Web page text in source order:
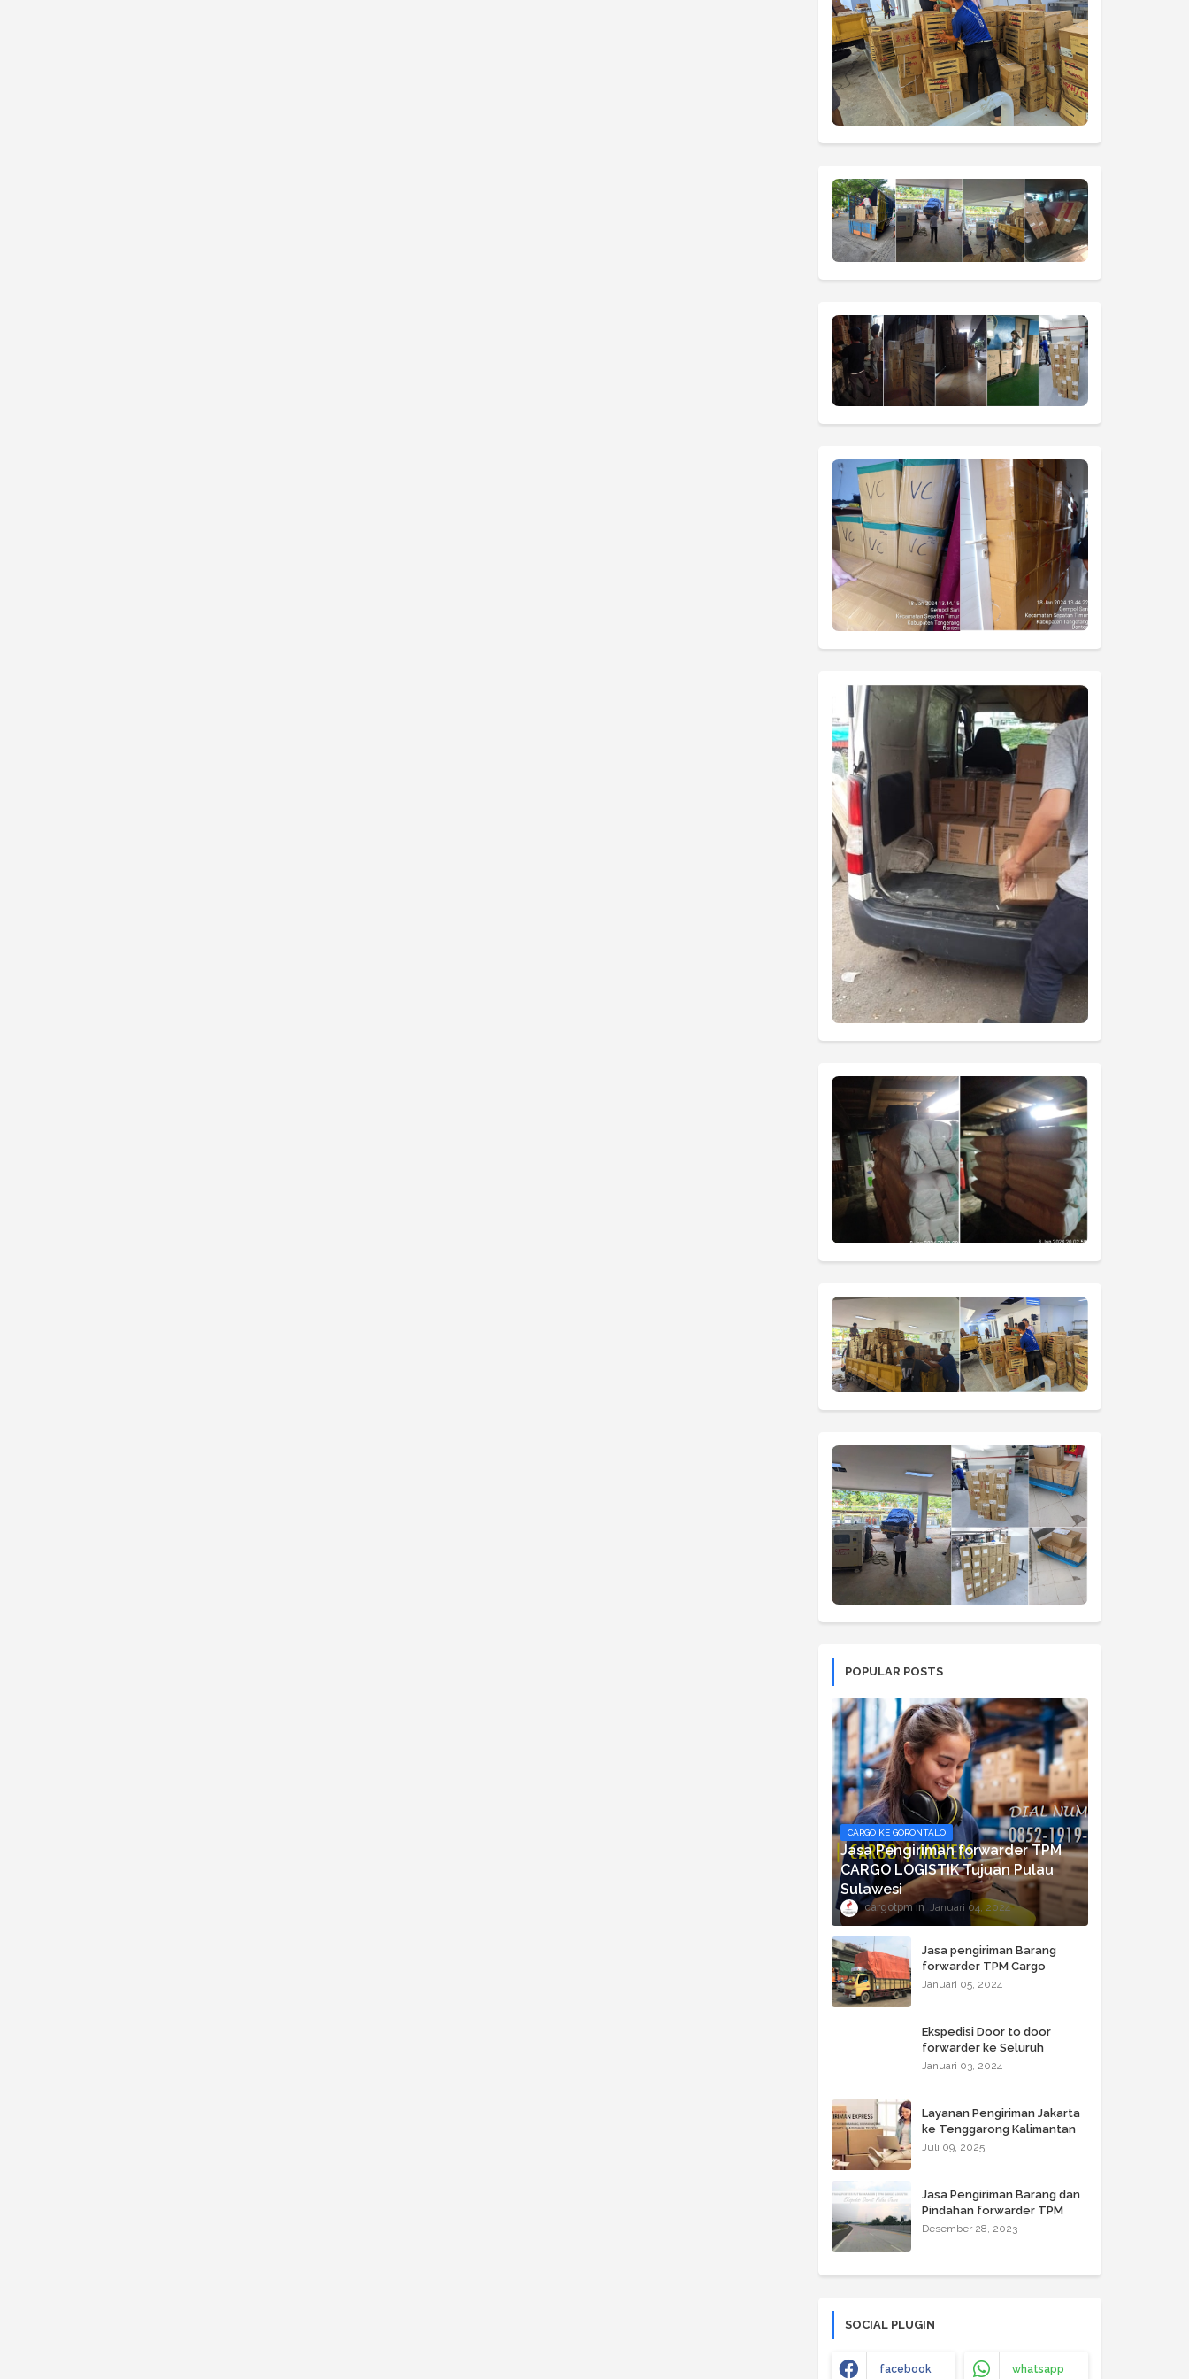
POPULAR POSTS
CARGO KE GORONTALO
Jasa Pengiriman forwarder TPM
CARGO LOGISTIK Tujuan Pulau
Sulawesi
cargotpm Januari 04, 2024
Jasa pengiriman Barang
forwarder TPM Cargo
Logistik ke Bali, NTB dan
Januari 05, 2024
Ekspedisi Door to door
forwarder ke Seluruh
Wilayah Kalimantan oleh
Januari 03, 2024
Layanan Pengiriman Jakarta
ke Tenggarong Kalimantan
Juli 09, 2025
Jasa Pengiriman Barang dan
Pindahan forwarder TPM
CARGO LOGISTIK ke Kota-
Desember 28, 2023
SOCIAL PLUGIN
facebook whatsapp